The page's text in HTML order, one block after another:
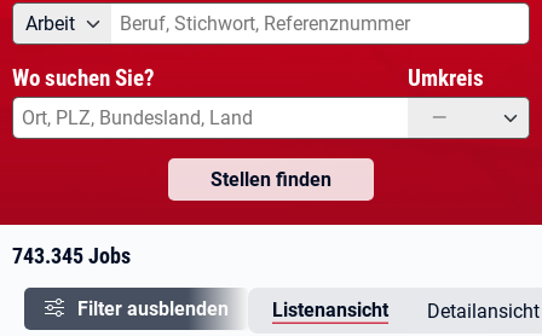
Angebotsart
Arbeit Was suchen Sie?
Wo suchen Sie? Umkreis
—
Stellen finden
743.345 Jobs
Filter ausblenden Listenansicht Detailansicht